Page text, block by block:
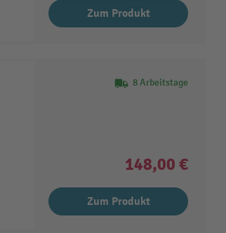
Zum Produkt
8 Arbeitstage
148,00 €
Zum Produkt